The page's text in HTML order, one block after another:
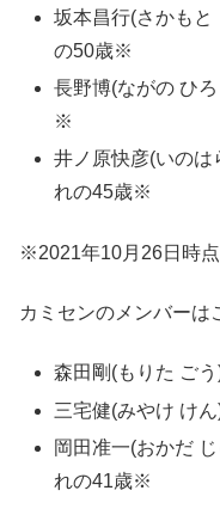
坂本昌行(さかも
の50歳※
長野博(ながの ひ
※
井ノ原快彦(いのは
れの45歳※
※2021年10月26日時点
カミセンのメンバーは
森田剛(もりた ご
三宅健(みやけ け
岡田准一(おかだ
れの41歳※